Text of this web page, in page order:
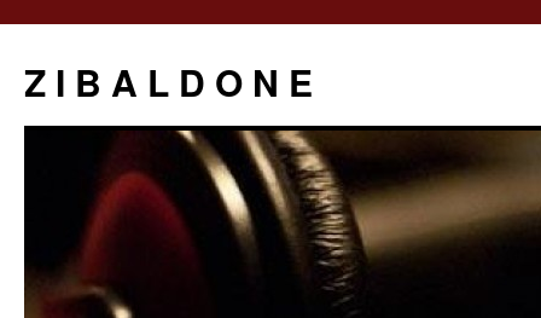
Z I B A L D O N E